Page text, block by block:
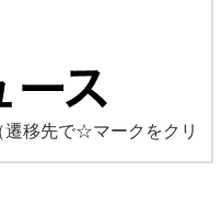
遷移先で☆マークをクリ